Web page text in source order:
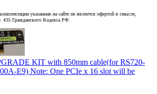
указанная на сайте не является офертой в смысле,
435 Гражданского Кодекса РФ.
KIT with 850mm cable(for RS720-
E9) Note: One PCIe x 16 slot will be